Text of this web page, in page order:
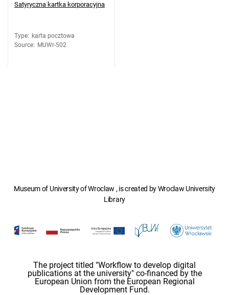
Satyryczna kartka korporacyjna
Type: karta pocztowa
Source: MUWr-502
Museum of University of Wroclaw , is created by Wroclaw University
Library
The project titled "Workflow to develop digital
publications at the university" co-financed by the
European Union from the European Regional
Development Fund.